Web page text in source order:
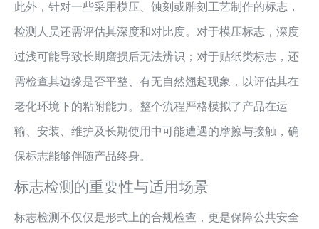
此外，针对一些采用模压、蚀刻或雕刻工艺制作的标志，
检测人员还需评估其深度和对比度。对于模压标志，深度
过浅可能导致长期磨损后无法辨识；对于贴纸类标志，还
需检查其边缘是否平整、有无自然翘起现象，以评估其在
老化环境下的粘附能力。整个流程严格模拟了产品在运
输、安装、维护及长期使用中可能遭遇的摩擦与接触，确
保标志能够伴随产品终身。
标志检测的重要性与适用场景
标志检测不仅仅是形式上的合规检查，更是保障公共安全